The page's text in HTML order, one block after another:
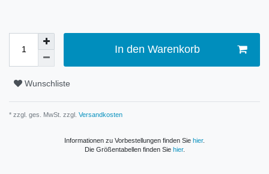
In den Warenkorb
Wunschliste
* zzgl. ges. MwSt. zzgl. Versandkosten
Informationen zu Vorbestellungen finden Sie hier.
Die Größentabellen finden Sie hier.